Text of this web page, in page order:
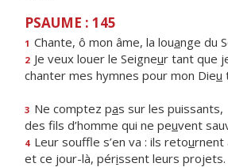
PSAUME : 145
1 Chante, ô mon âme, la louange du
2 Je veux louer le Seigneur tant que
chanter mes hymnes pour mon Dieu
3 Ne comptez pas sur les puissants,
des fils d’homme qui ne peuvent
4 Leur souffle s’en va : ils retournent
et ce jour-là, périssent leurs projets.